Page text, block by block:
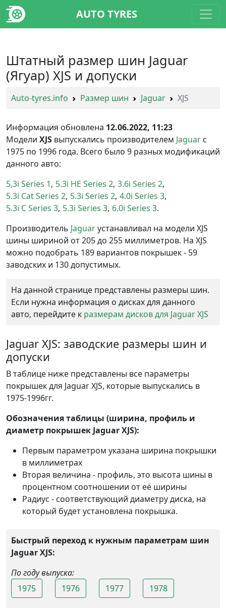
AUTO TYRES
Штатный размер шин Jaguar
(Ягуар) XJS и допуски
Auto-tyres.info Размер шин Jaguar XJS
Информация обновлена 12.06.2022, 11:23
Модели XJS выпускались производителем Jaguar с
1975 по 1996 года. Всего было 9 разных модификаций
данного авто:
5,3i Series 1 5.3i HE Series 2 3.6i Series 2
5.3i Cat Series 2 5.3i Series 2 4.0i Series 3
5.3i C Series 3 5.3i Series 3 6.0i Series 3
Производитель Jaguarустанавливал на модели XJS
шины шириной от 205 до 255 миллиметров. На XJS
можно подобрать 189 вариантов покрышек - 59
заводских и 130 допустимых.
На данной странице представлены размеры шин.
Если нужна информация о дисках для данного
авто, перейдите к размерам дисков для Jaguar XJS
Jaguar XJS: заводские размеры шин и
допуски
В таблице ниже представлены все параметры
покрышек для Jaguar XJS, которые выпускались в
1975-1996гг.
Обозначения таблицы (ширина, профиль и
диаметр покрышек Jaguar XJS):
Первым параметром указана ширина покрышки
в миллиметрах
Вторая величина - профиль, это высота шины в
процентном соотношении от её ширины
Радиус - соответствующий диаметру диска, на
который будет установлена покрышка.
Быстрый переход к нужным параметрам шин
Jaguar XJS:
По году выпуска:
1975
1976 1977 1978